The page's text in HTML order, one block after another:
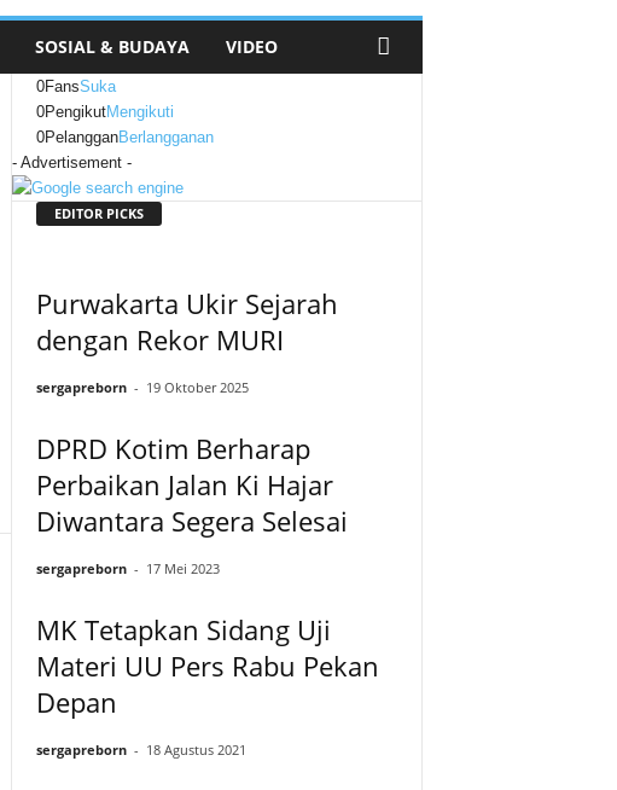
SOSIAL & BUDAYA VIDEO
0FansSuka
0PengikutMengikuti
0PelangganBerlangganan
- Advertisement -
EDITOR PICKS
Purwakarta Ukir Sejarah
dengan Rekor MURI
sergapreborn - 19 Oktober 2025
DPRD Kotim Berharap
Perbaikan Jalan Ki Hajar
Diwantara Segera Selesai
sergapreborn - 17 Mei 2023
MK Tetapkan Sidang Uji
Materi UU Pers Rabu Pekan
Depan
sergapreborn - 18 Agustus 2021